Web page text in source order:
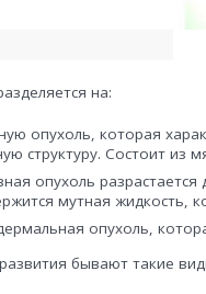
на:
опухоль, которая
структуру. Состоит из
опухоль
мутная жидкость,
опухоль,
бывают такие